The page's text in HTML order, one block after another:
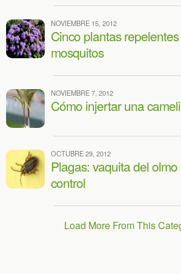
NOVIEMBRE 15, 2012
Cinco plantas
mosquitos
NOVIEMBRE 7, 2012
Cómo injertar una
OCTUBRE 29, 2012
Plagas: vaquita del olmo
control
Load More From This